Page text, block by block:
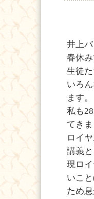
井上バ
春休
生徒
いろ
ます。
私も
てき
ロイ
講義と
現ロ
いこ
ため